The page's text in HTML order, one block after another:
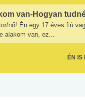
van-Hogyan
nő! Én egy 17 éves fiú
alakom van, ez...
ÉN IS